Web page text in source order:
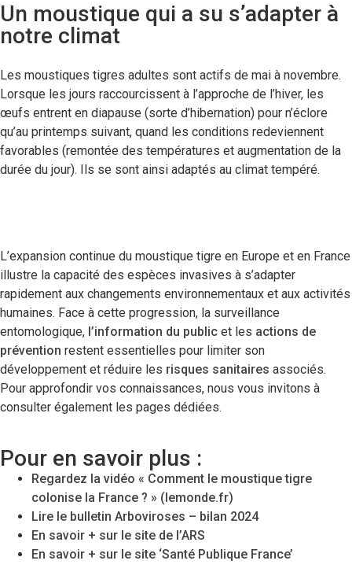
Un moustique qui a su s’adapter à
notre climat
Les moustiques tigres adultes sont actifs de mai à novembre.
Lorsque les jours raccourcissent à l’approche de l’hiver, les
œufs entrent en diapause (sorte d’hibernation) pour n’éclore
qu’au printemps suivant, quand les conditions redeviennent
favorables (remontée des températures et augmentation de la
durée du jour). Ils se sont ainsi adaptés au climat tempéré.
L’expansion continue du moustique tigre en Europe et en France
illustre la capacité des espèces invasives à s’adapter
rapidement aux changements environnementaux et aux activités
humaines. Face à cette progression, la surveillance
entomologique, l’information du public et les actions de
prévention restent essentielles pour limiter son
développement et réduire les risques sanitaires associés.
Pour approfondir vos connaissances, nous vous invitons à
consulter également les pages dédiées.
Pour en savoir plus :
Regardez la vidéo « Comment le moustique tigre
colonise la France ? » (lemonde.fr)
Lire le bulletin Arboviroses – bilan 2024
En savoir + sur le site de l’ARS
En savoir + sur le site ‘Santé Publique France’